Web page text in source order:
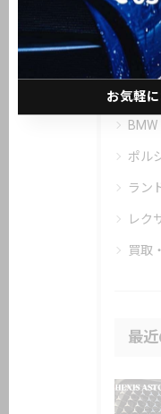
カテ
全て
メル
BMW
ポル
ラン
レク
買取
最
お気軽
お気軽